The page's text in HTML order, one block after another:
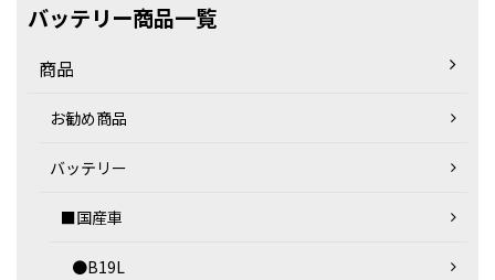
バッテリー商品一覧
商品
お勧め商品
バッテリー
■国産車
●B19L